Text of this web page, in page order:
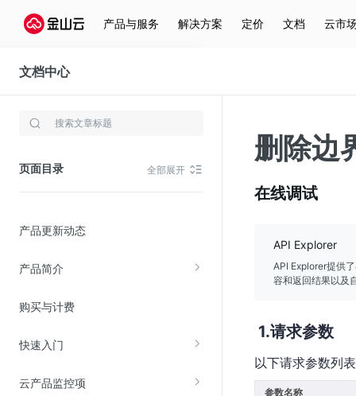
产品与服务 解决方案 定价 文档 云市
文档中心
云监控
页面目录 全部展开
产品更新动态
产品简介
购买与计费
快速入门
云产品监控项
存储与云分发
云硬盘(EBS)
在线迁移服务
视频云服务
云直播(KLS)
删除边
在线调试
API Explorer
API Explorer提供
容和返回结果以及
请求参数
以下请求参数列
参数名称